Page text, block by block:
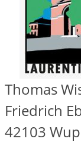
Thomas
Friedrich
42103